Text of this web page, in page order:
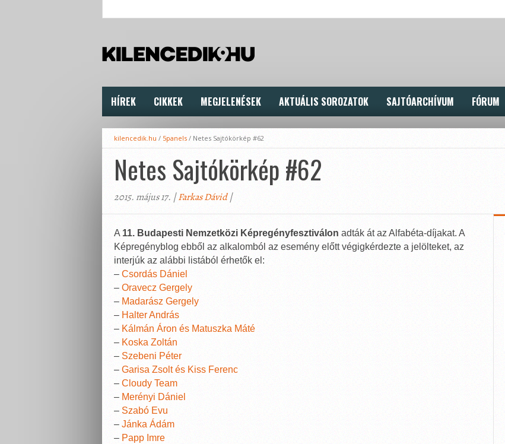
HÍREK CIKKEK MEGJELENÉSEK AKTUÁLIS SOROZATOK SAJTÓARCHÍVUM FÓRUM
kilencedik.hu / 5panels / Netes Sajtókörkép #62
Netes Sajtókörkép #62
2015. május 17. |Farkas Dávid|
A 11. Budapesti Nemzetközi Képregényfesztiválon adták át az Alfabéta-díjakat. A
Képregényblog ebből az alkalomból az esemény előtt végigkérdezte a jelölteket, az
interjúk az alábbi listából érhetők el:
– Csordás Dániel
– Oravecz Gergely
– Madarász Gergely
– Halter András
– Kálmán Áron és Matuszka Máté
– Koska Zoltán
– Szebeni Péter
– Garisa Zsolt és Kiss Ferenc
– Cloudy Team
– Merényi Dániel
– Szabó Evu
– Jánka Ádám
– Papp Imre